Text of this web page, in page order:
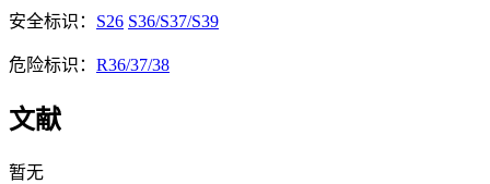
安全标识： S26 S36/S37/S39
危险标识： R36/37/38
文献
暂无